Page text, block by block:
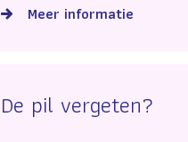
Meer informatie
De pil vergeten?